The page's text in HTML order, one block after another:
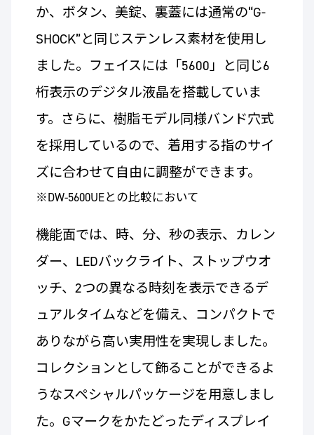
か、ボタン、美錠、裏蓋には通常の“G-
SHOCK”と同じステンレス素材を使用し
ました。フェイスには「5600」と同じ6
桁表示のデジタル液晶を搭載していま
す。さらに、樹脂モデル同様バンド穴式
を採用しているので、着用する指のサイ
ズに合わせて自由に調整ができます。
※DW-5600UEとの比較において
機能面では、時、分、秒の表示、カレン
ダー、LEDバックライト、ストップウオ
ッチ、2つの異なる時刻を表示できるデ
ュアルタイムなどを備え、コンパクトで
ありながら高い実用性を実現しました。
コレクションとして飾ることができるよ
うなスペシャルパッケージを用意しまし
た。Gマークをかたどったディスプレイ